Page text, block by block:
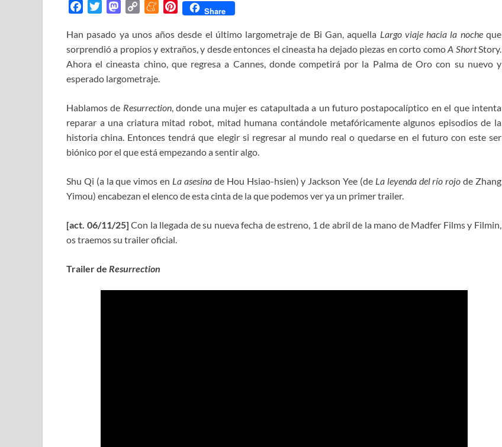
e
b
o
k
i
t
e
M
s
t
o
d
n
p
y
L
i
k
M
n
e
a
P
n
t
e
s
t
Share
Han pasado ya unos años desde el último largometraje de Bi Gan, aquella Largo viaje hacia la nocheque
sorprendió a propios y extraños, y desde entonces el cineasta ha dejado piezas en corto comoA ShortStory.
Ahora el cineasta chino, que regresa a Cannes, donde competirá por la Palma de Oro con su nuevo y
esperado largometraje.
Hablamos de Resurrection, donde una mujer es catapultada a un futuro postapocalíptico en el que intenta
reparar a una criatura mitad robot, mitad humana contándole metafóricamente algunos episodios de la
historia china. Entonces tendrá que elegir si regresar al mundo real o quedarse en el futuro con este ser
biónico por el que está empezando a sentir algo.
Shu Qi (a la que vimos en La asesinade Hou Hsiao-hsien) y Jackson Yee (de La leyenda del río rojo de Zhang
Yimou) encabezan el elenco de esta cinta de la que podemos ver ya un primer trailer.
[act. 06/11/25] Con la llegada de su nueva fecha de estreno, 1 de abril de la mano de Madfer Films y Filmin,
os traemos su trailer oficial.
Trailer de Resurrection